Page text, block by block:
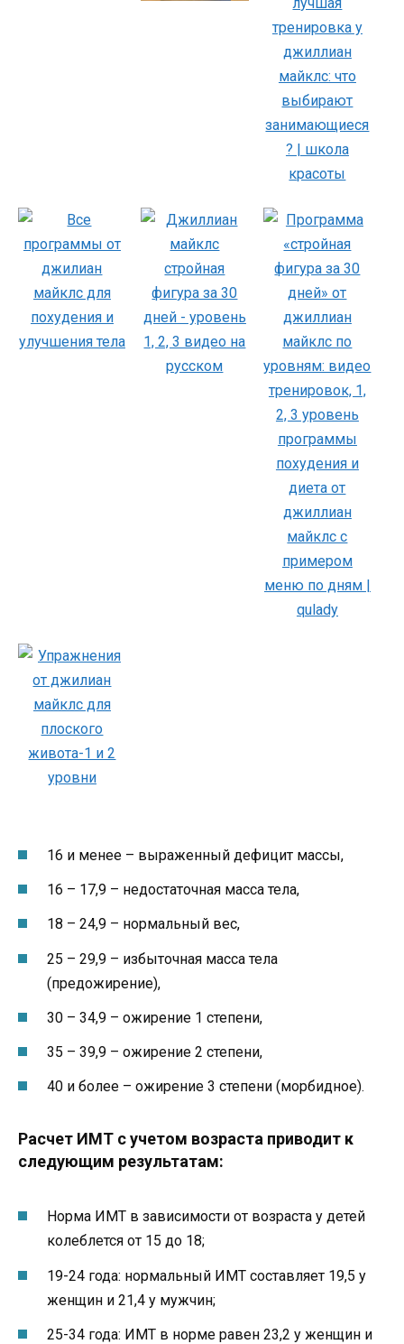
16 и менее – выраженный дефицит массы,
16 – 17,9 – недостаточная масса тела,
18 – 24,9 – нормальный вес,
25 – 29,9 – избыточная масса тела
(предожирение),
30 – 34,9 – ожирение 1 степени,
35 – 39,9 – ожирение 2 степени,
40 и более – ожирение 3 степени (морбидное).
Расчет ИМТ с учетом возраста приводит к
следующим результатам:
Норма ИМТ в зависимости от возраста у детей
колеблется от 15 до 18;
19-24 года: нормальный ИМТ составляет 19,5 у
женщин и 21,4 у мужчин;
25-34 года: ИМТ в норме равен 23,2 у женщин и